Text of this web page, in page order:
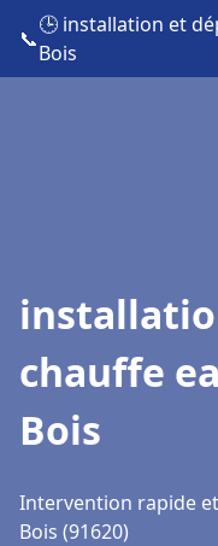
📞
🕒 installation et
Bois
chauffe
Bois
Intervention rapide
Bois (91620)